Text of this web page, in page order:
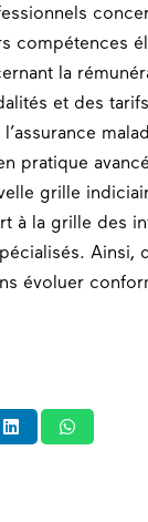
compétences
la
et des
pratique
grille
à la grille des
Ainsi,
évoluer